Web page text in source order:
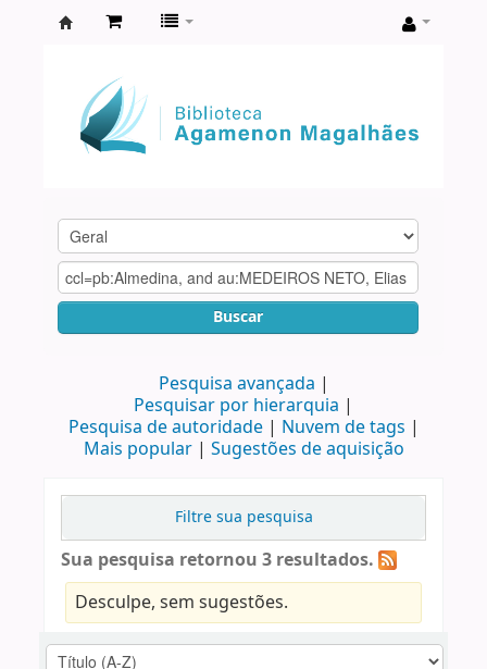
Agamenon
Magalhães
Buscar
Pesquisa avançada
Pesquisar por hierarquia
Pesquisa de autoridade
Nuvem de tags
Mais popular
Sugestões de aquisição
Filtre sua pesquisa
Sua pesquisa retornou 3 resultados.
Desculpe, sem sugestões.